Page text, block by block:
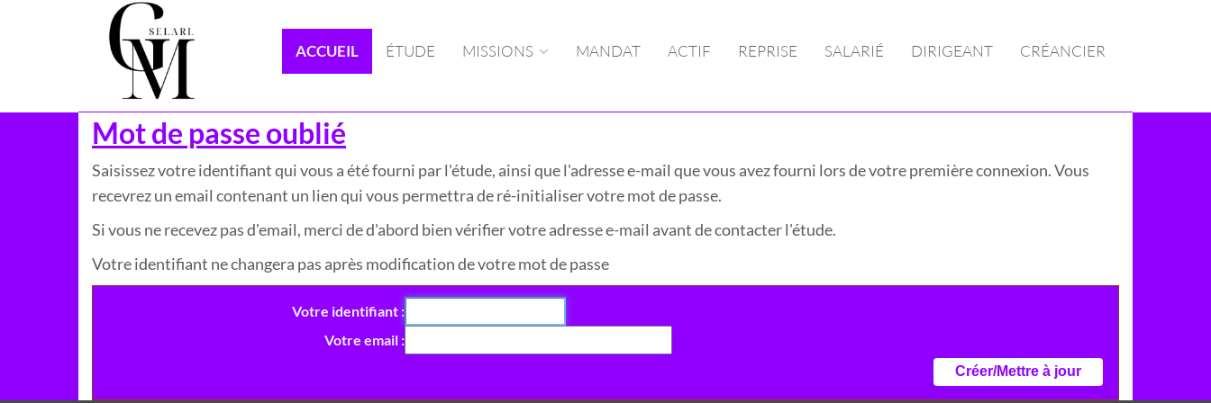
ACCUEIL ÉTUDE MISSIONS MANDAT ACTIF REPRISE SALARIÉ DIRIGEANT CRÉANCIER
Mot de passe oublié
Saisissez votre identifiant qui vous a été fourni par l'étude, ainsi que l'adresse e-mail que vous avez fourni lors de votre première connexion. Vous
recevrez un email contenant un lien qui vous permettra de ré-initialiser votre mot de passe.
Si vous ne recevez pas d'email, merci de d'abord bien vérifier votre adresse e-mail avant de contacter l'étude.
Votre identifiant ne changera pas après modification de votre mot de passe
Votre identifiant
Votre email